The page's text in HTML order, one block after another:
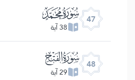
47 ﯜ
38 آية
48 ﯝ
29 آية